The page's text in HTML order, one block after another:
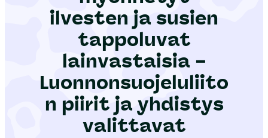
ilvesten ja susien
tappoluvat
lainvastaisia –
Luonnonsuojeluliito
n piirit ja yhdistys
valittavat